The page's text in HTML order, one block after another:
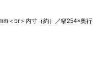
＜br＞内寸（約）／幅254×奥行